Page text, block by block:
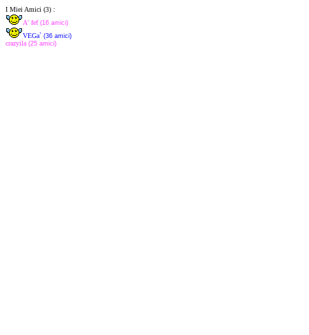
I Miei Amici (3) :
A' fef (16 amici)
VEGa` (36 amici)
crazyila (25 amici)